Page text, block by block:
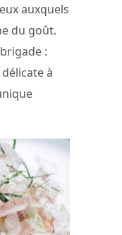
auxquels
du goût.
:
à